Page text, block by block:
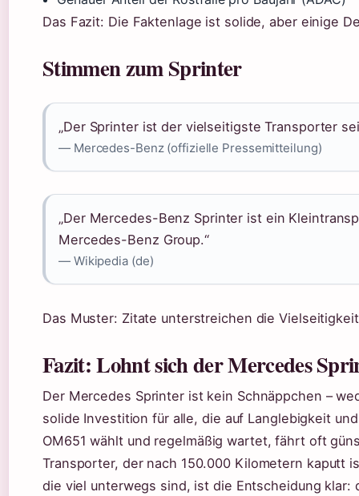
Das Fazit: Die Faktenlage ist solide, aber einige
Stimmen zum Sprinter
„Der Sprinter ist der vielseitigste Transporter
— Mercedes-Benz (offizielle Pressemitteilung)
„Der Mercedes-Benz Sprinter ist ein
Mercedes-Benz Group.“
— Wikipedia (de)
Das Muster: Zitate unterstreichen die
Fazit: Lohnt sich der Mercedes
Der Mercedes Sprinter ist kein Schnäppchen –
solide Investition für alle, die auf Langlebigkeit
OM651 wählt und regelmäßig wartet, fährt oft
Transporter, der nach 150.000 Kilometern kaputt
die viel unterwegs sind, ist die Entscheidung klar: